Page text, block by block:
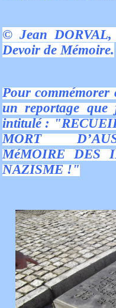
© Jean
Devoir de Mémoire.
Pour commémorer
un reportage
intitulé :
MORT
MéMOIRE DES
NAZISME !"